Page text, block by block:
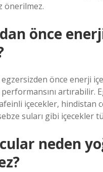
önerilmez.
önce
önce enerji
artırabilir.
içecekler, hindistan
suları gibi içecekler
neden